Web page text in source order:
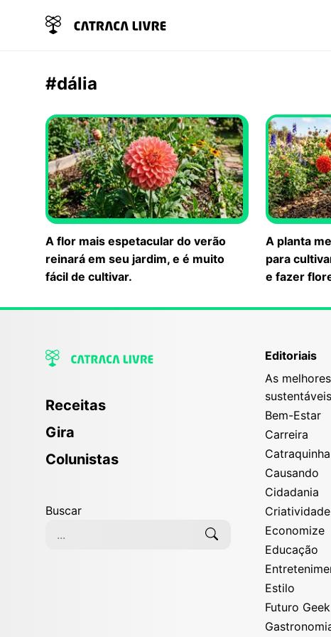
#dália
A flor mais espetacular do verão
reinará em seu jardim, e é muito
fácil de cultivar.
A planta
para
e fazer
Receitas
Gira
Colunistas
Buscar
Editoriais
As
sustentáveis
Bem-Estar
Carreira
Catraquinha
Causando
Cidadania
Criatividade
Economize
Educação
Estilo
Futuro Geek